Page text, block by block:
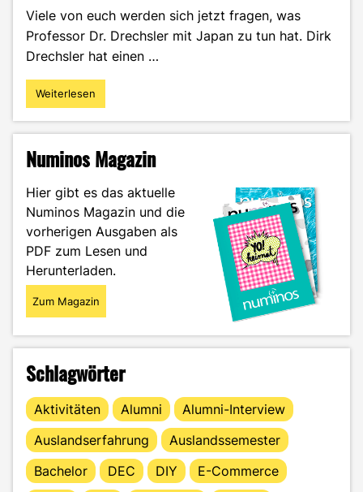
Viele von euch werden sich jetzt fragen, was
Professor Dr. Drechsler mit Japan zu tun hat. Dirk
Drechsler hat einen …
"Statistik,
Risikomanagement…
Dirk
im
Portrait"
Weiterlesen
Numinos Magazin
Hier gibt es das aktuelle
Numinos Magazin und die
vorherigen Ausgaben als
PDF zum Lesen und
Herunterladen.
Zum Magazin
Schlagwörter
Aktivitäten Alumni
Alumni-Interview
Auslandserfahrung
Auslandssemester
Bachelor
DEC DIY
E-Commerce